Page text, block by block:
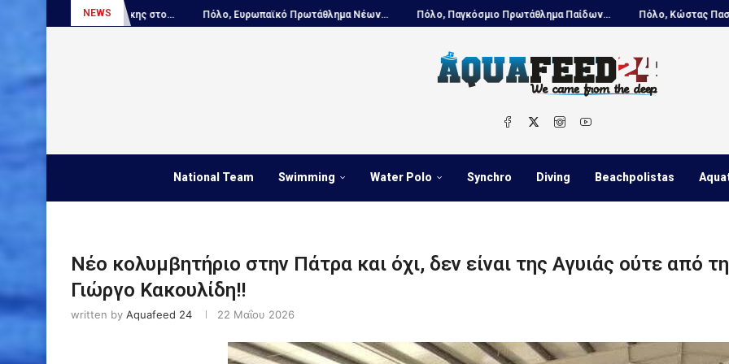
NEWS
Πόλο, Ευρωπαϊκό Πρωτάθλημα Νέων... Πόλο, Παγκόσμιο Πρωτάθλημα Παίδων... Πόλο, Κώστας Πασλής: «Επενδύουμε...
National Team Swimming Water Polo Synchro Diving Beachpolistas
Νέο κολυμβητήριο στην Πάτρα και όχι, δεν είναι της Αγυιάς ούτε από
Γιώργο Κακουλίδη!!
written by Aquafeed 24 22 Μαΐου 2026